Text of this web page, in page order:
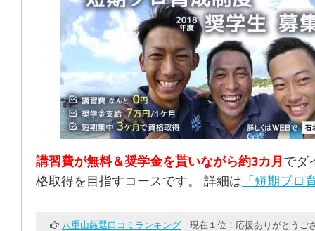
講習費が無料＆奨学金を貰いながら約3カ月 でダ
格取得を目指すコースです。 詳細は 「短期プロ
八重山厳選口コミランキング 現在１位！応援ありがとうご